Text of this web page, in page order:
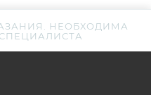
НЕОБХОДИМА